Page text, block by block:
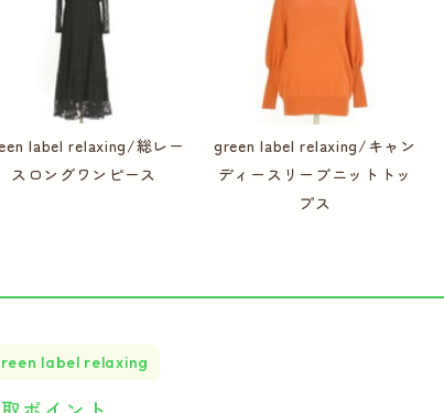
label relaxing/総レー
スロングワンピース
green label relaxing/キャン
ディースリーブニットトッ
プス
label relaxing